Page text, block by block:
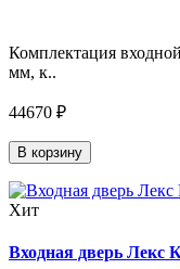
Комплектация
мм, к..
44670 ₽
В корзину
Хит
Входная дверь Лекс